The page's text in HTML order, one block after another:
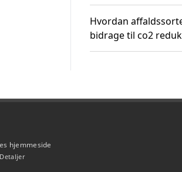
Hvordan
bidrage til co2
hjemmeside
Detaljer